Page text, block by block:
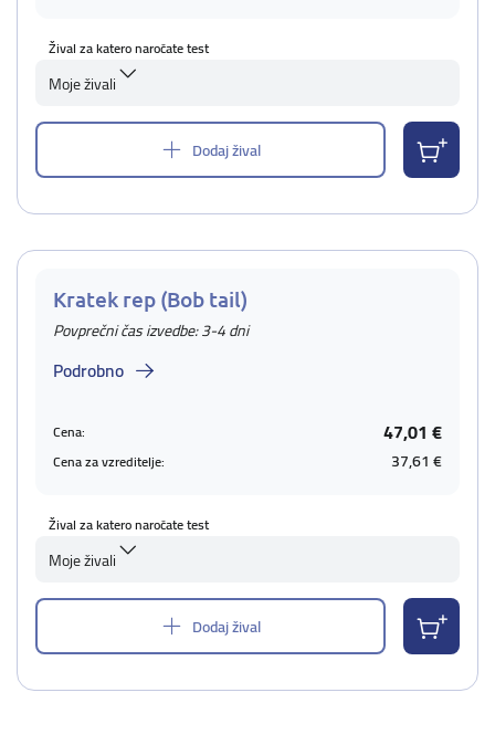
Žival za katero naročate test
Moje živali
Dodaj žival
Kratek rep (Bob tail)
Povprečni čas izvedbe: 3-4 dni
Podrobno
Cena: 47,01 €
Cena za vzreditelje: 37,61 €
Žival za katero naročate test
Moje živali
Dodaj žival